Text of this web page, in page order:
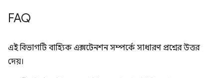
FAQ
এই বিভাগটি বাহ্যিক এক্সটেনশন সম্পর্কে সাধারণ প্রশ্নের উত্তর
দেয়।